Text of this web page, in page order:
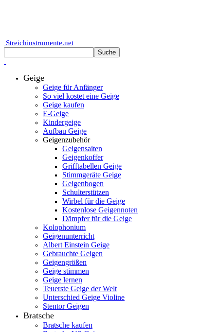
Streichinstrumente.net
Geige
Geige für Anfänger
So viel kostet eine Geige
Geige kaufen
E-Geige
Kindergeige
Aufbau Geige
Geigenzubehör
Geigensaiten
Geigenkoffer
Grifftabellen Geige
Stimmgeräte Geige
Geigenbogen
Schulterstützen
Wirbel für die Geige
Kostenlose Geigennoten
Dämpfer für die Geige
Kolophonium
Geigenunterricht
Albert Einstein Geige
Gebrauchte Geigen
Geigengrößen
Geige stimmen
Geige lernen
Teuerste Geige der Welt
Unterschied Geige Violine
Stentor Geigen
Bratsche
Bratsche kaufen